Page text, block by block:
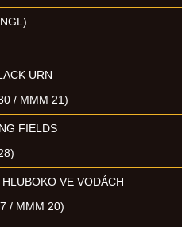
URN
/ MMM 21)
FIELDS
VE VODÁCH
/ MMM 20)